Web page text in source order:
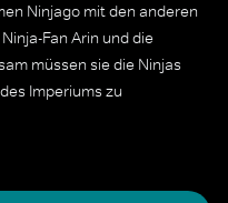
Ninjago mit den anderen
Fan Arin und die
müssen sie die Ninjas
Imperiums zu